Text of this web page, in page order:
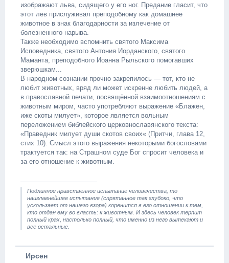
изображают льва, сидящего у его ног. Предание гласит, что
этот лев прислуживал преподобному как домашнее
животное в знак благодарности за излечение от
болезненного нарыва.
Также необходимо вспомнить святого Максима
Исповедника, святого Антония Иорданского, святого
Маманта, преподобного Иоанна Рыльского помогавших
зверюшкам...
В народном сознании прочно закрепилось — тот, кто не
любит животных, вряд ли может искренне любить людей, а
в православной печати, посвящённой взаимоотношениям с
животным миром, часто употребляют выражение «Блажен,
иже скоты милует», которое является вольным
переложением библейского церковнославянского текста:
«Праведник милует души скотов своих« (Притчи, глава 12,
стих 10). Смысл этого выражения некоторыми богословами
трактуется так: на Страшном суде Бог спросит человека и
за его отношение к животным.
Подлинное нравственное испытание человечества, то
наиглавнейшее испытание (спрятанное так глубоко, что
ускользает от нашего взора) коренится в его отношении к тем,
кто отдан ему во власть: к животным. И здесь человек терпит
полный крах, настолько полный, что именно из него вытекают и
все остальные.
Ирсен